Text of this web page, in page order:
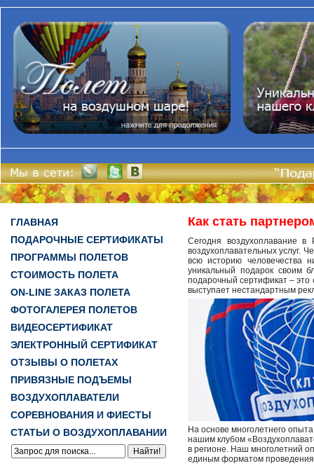
ГЛАВНАЯ
ПОДАРОЧНЫЕ СЕРТИФИКАТЫ
ПРОГРАММЫ ПОЛЕТОВ
СТОИМОСТЬ ПОЛЕТА
ON-LINE ЗАКАЗ ПОЛЕТА
ФОТОГАЛЕРЕЯ ПОЛЕТОВ
ВИДЕОСЕРТИФИКАТ
ЭЛЕКТРОННЫЙ СЕРТИФИКАТ
ОТЗЫВЫ О ПОЛЕТАХ
ПРИВЯЗНЫЕ ПОДЪЕМЫ
ВОЗДУХОПЛАВАТЕЛИ
СОРЕВНОВАНИЯ И ФИЕСТЫ
СТАТЬИ О ВОЗДУХОПЛАВАНИИ
Как стать
Сегодня воздухоплавание в
воздухоплавательных услуг.
всю историю человечества
уникальный подарок своим
подарочный сертификат –
выступает нестандартным
На основе многолетнего
нашим клубом
в регионе. Наш многолетний
единым форматом проведения